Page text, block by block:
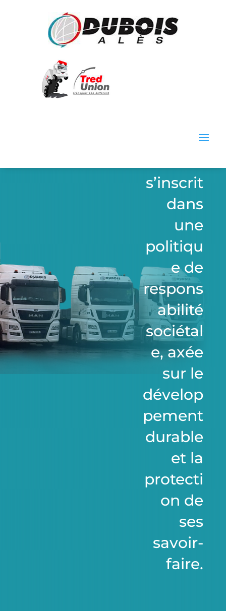
rts
s’inscrit
dans
une
politiqu
e de
respons
abilité
sociétal
e, axée
sur le
dévelop
pement
durable
et la
protecti
on de
ses
savoir-
faire.